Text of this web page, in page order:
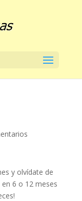
y olvídate de
6 o 12 meses